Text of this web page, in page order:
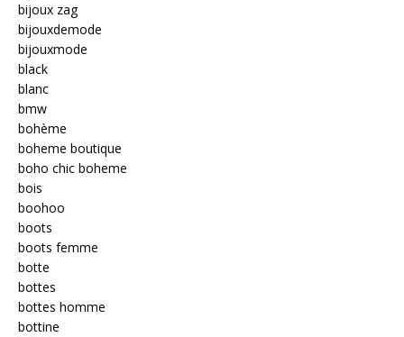
bijoux zag
bijouxdemode
bijouxmode
black
blanc
bmw
bohème
boheme boutique
boho chic boheme
bois
boohoo
boots
boots femme
botte
bottes
bottes homme
bottine